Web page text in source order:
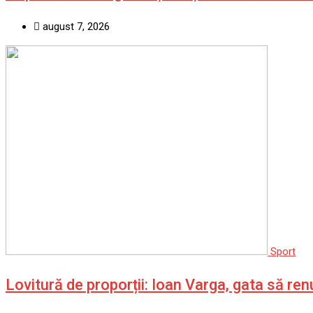
august 7, 2026
Sport
Lovitură de proporții: Ioan Varga, gata să